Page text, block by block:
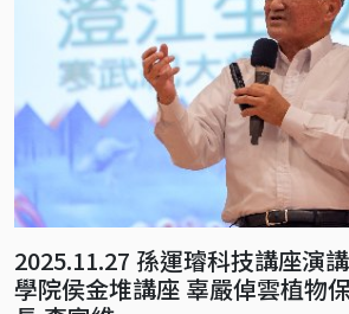
2025.11.27 孫運璿科技講座演
學院侯金堆講座 辜嚴倬雲植物